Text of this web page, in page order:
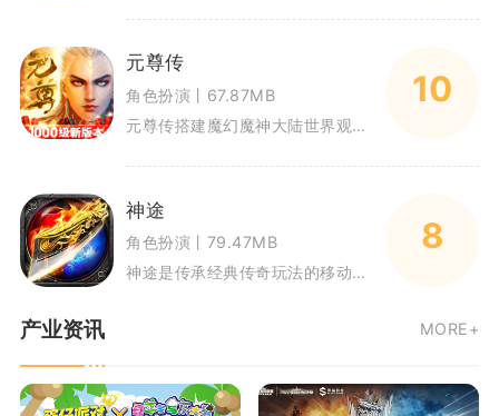
元尊传
角色扮演丨67.87MB
元尊传搭建魔幻魔神大陆世界观，玩家化身冒险者，召集各路元尊伙伴开启冒险征程。游戏融合MMO闯关、角色养成、多人竞技多种内
10
神途
角色扮演丨79.47MB
神途是传承经典传奇玩法的移动端MMORPG游戏，长久运营多个正统版本，覆盖三职业、单职业、复古微变等多种游玩路线。游戏延
8
产业资讯 MORE+